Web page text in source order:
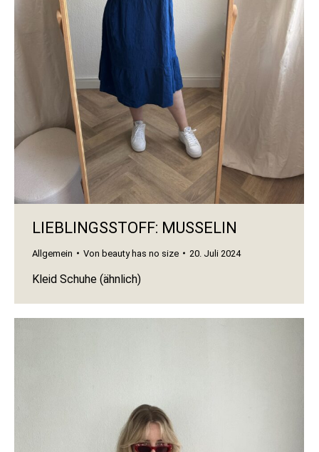
LIEBLINGSSTOFF: MUSSELIN
Allgemein Von beauty has no size 20. Juli 2024
Kleid Schuhe (ähnlich)